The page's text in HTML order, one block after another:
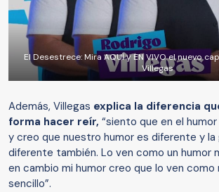
El Desestrece: Mira AQUÍ y EN VIVO el nuevo
Villegas
Además, Villegas explica la diferencia
forma hacer reír, “siento que en el
y creo que nuestro humor es diferente y
diferente también. Lo ven como un humor
en cambio mi humor creo que lo ven como
sencillo”.